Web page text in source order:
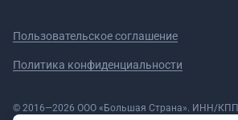
Пользовательское соглашение
Политика конфиденциальности
© 2016—2026 ООО «Большая Страна». ИНН/КПП